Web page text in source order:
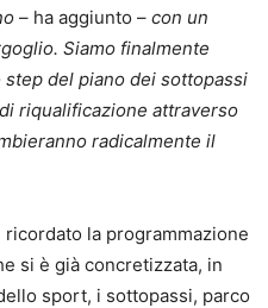
– ha aggiunto – con un
Siamo finalmente
del piano dei sottopassi
riqualificazione attraverso
radicalmente il
la programmazione
si è già concretizzata, in
sport, i sottopassi, parco